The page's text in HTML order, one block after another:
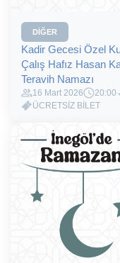
DIĞER
Kadir Gecesi Özel
Çalış Hafız Hasan
Teravih Namazı
16 Mart 2026 20:00
ÜCRETSİZ BİLET